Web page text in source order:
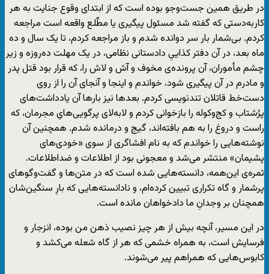
در طریق همین جست‌وجو بوده است که از ابتدای وقوع جنایت به هر
کاربه‌دستی که گفته شد مسئول پیگیری یا مطّلع واقعه است مراجعه
کردم. بی‌شمار بار سر دوانده شدم و باز مراجعه کردم، تا یک سال و ده
ماه بعد، در آن دفتر کذاییِ دادستانی نظامی، در یک مهلت ده‌روزه و زیر
چشم مأموران، آن پرونده‌ی مخوف و آش و لاش را، که قرار بود قتل‌ پدر
و مادرم در آن پیگیری شود، خواندم و اینجا و آنجای آن را از روی
دست‌خط قاتلان تندنویسی کردم. بعدها نیز بارها آن یادداشت‌های
پرُشتاب و کج‌وکوله را بازخوانی کردم و لابه‌لای پرگویی‌هایِ‌ مجرمان، که
راست و دروغ را به هم بافته‌‌اند، گیج و درمانده شدم. همچنین آن
نوشته‌هایی را خواندم که به نام افشاگری از سوی «خودی‌های
پشیمان» منتشر ‌می‌شد و معجونی بود از اطلاعات و ضداطلاعات.
ثمره‌‌ی این‌همه، دانسته‌هایی شده است که در متن‌ها و گفت‌وگوهای
پرشمار و گاه تکراری تبیین کرده‌ام، و نادانسته‌هایی که بارِ سنگین‌شان
همچنان بر وجدانِ ما دادخواهان مانده است.
در این مسیر، آنچه بیش از هر چیز نصیب ذهن من بوده، انزجار و
فرسایش است، به همراه خشمی که هر از گاه شعله می‌کشد و
کابوس‌هایی که همراهم پیر می‌شوند.